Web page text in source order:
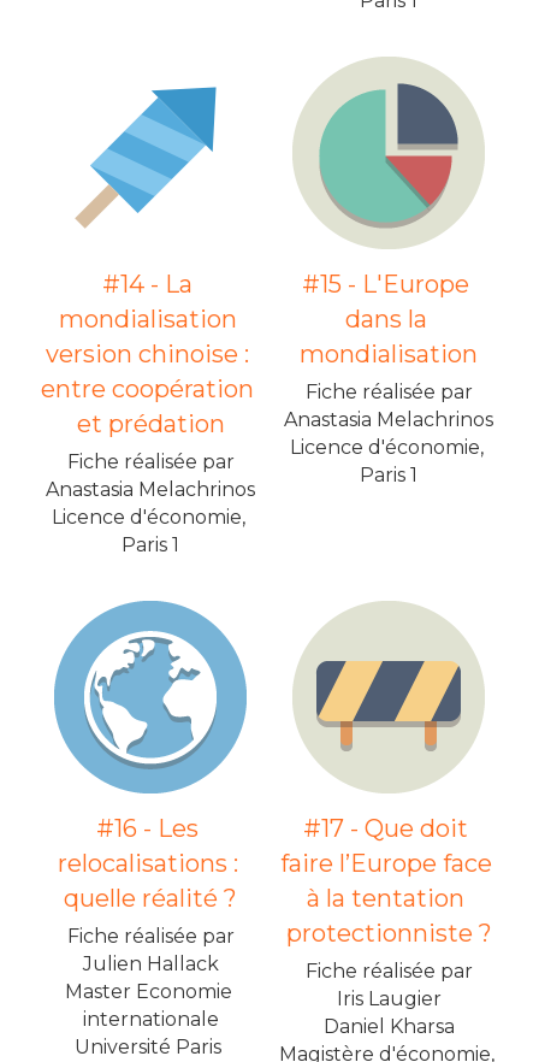
#14 - La
mondialisation
version chinoise :
entre coopération
et prédation
Fiche réalisée par
Anastasia Melachrinos
Licence d'économie,
Paris 1
#15 - L'Europe
dans la
mondialisation
Fiche réalisée par
Anastasia Melachrinos
Licence d'économie,
Paris 1
#16 - Les
relocalisations :
quelle réalité ?
Fiche réalisée par
Julien Hallack
Master Economie
internationale
Université Paris
#17 - Que doit
faire l’Europe face
à la tentation
protectionniste ?
Fiche réalisée par
Iris Laugier
Daniel Kharsa
Magistère d'économie,